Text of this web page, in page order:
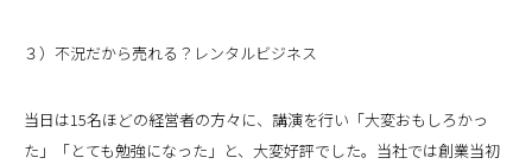
３）不況だから売れる？レンタルビジネス
当日は15名ほどの経営者の方々に、講演を行い「大変おもしろかっ
た」「とても勉強になった」と、大変好評でした。当社では創業当初